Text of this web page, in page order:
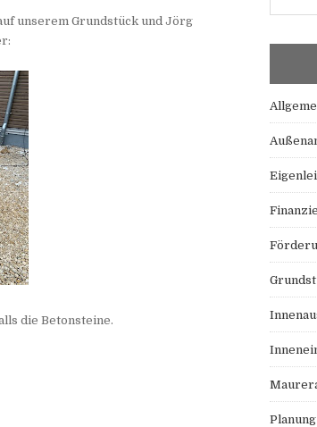
unserem Grundstück und Jörg
die Betonsteine.
Planung